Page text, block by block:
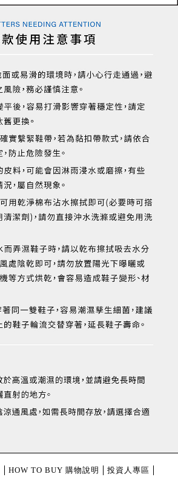
HOW TO BUY 購物說明 投資人專區